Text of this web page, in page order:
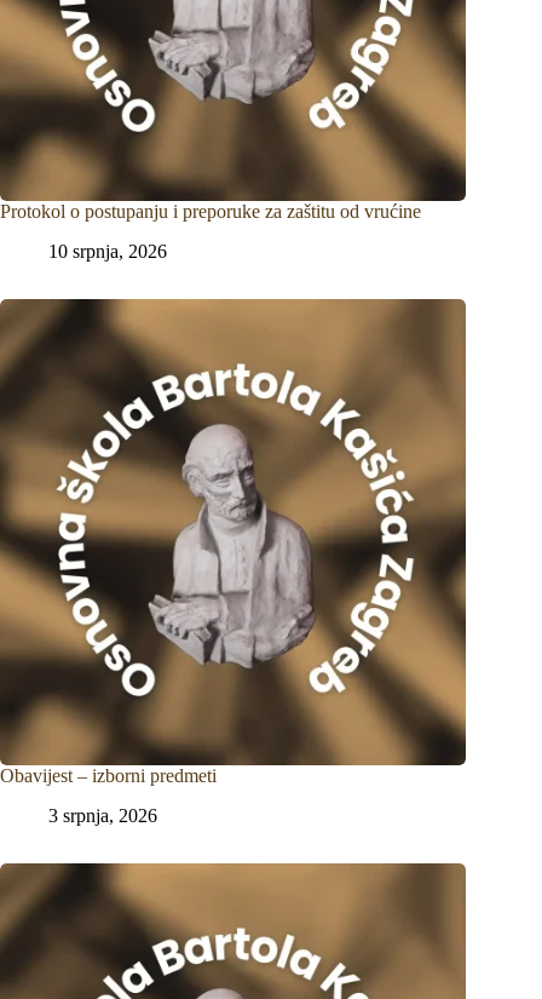
Protokol o postupanju i preporuke za zaštitu od vrućine
10 srpnja, 2026
Obavijest – izborni predmeti
3 srpnja, 2026